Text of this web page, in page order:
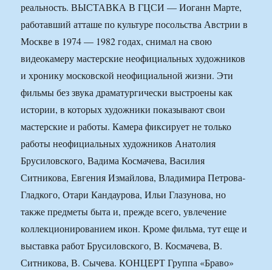
реальность. ВЫСТАВКА В ГЦСИ — Иоганн Марте,
работавший атташе по культуре посольства Австрии в
Москве в 1974 — 1982 годах, снимал на свою
видеокамеру мастерские неофициальных художников
и хронику московской неофициальной жизни. Эти
фильмы без звука драматургически выстроены как
истории, в которых художники показывают свои
мастерские и работы. Камера фиксирует не только
работы неофициальных художников Анатолия
Брусиловского, Вадима Космачева, Василия
Ситникова, Евгения Измайлова, Владимира Петрова-
Гладкого, Отари Кандаурова, Ильи Глазунова, но
также предметы быта и, прежде всего, увлечение
коллекционированием икон. Кроме фильма, тут еще и
выставка работ Брусиловского, В. Космачева, В.
Ситникова, В. Сычева. КОНЦЕРТ Группа «Браво»